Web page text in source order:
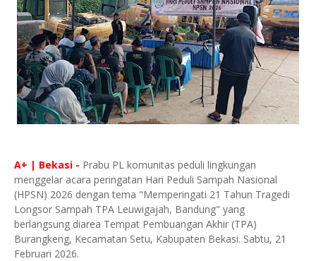
A+ | Bekasi - Prabu PL komunitas peduli lingkungan
menggelar acara peringatan Hari Peduli Sampah Nasional
(HPSN) 2026 dengan tema "Memperingati 21 Tahun Tragedi
Longsor Sampah TPA Leuwigajah, Bandung" yang
berlangsung diarea Tempat Pembuangan Akhir (TPA)
Burangkeng, Kecamatan Setu, Kabupaten Bekasi. Sabtu, 21
Februari 2026.